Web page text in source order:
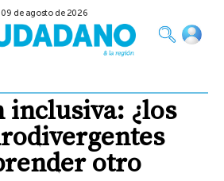
de agosto de 2026
inclusiva: ¿los
otro